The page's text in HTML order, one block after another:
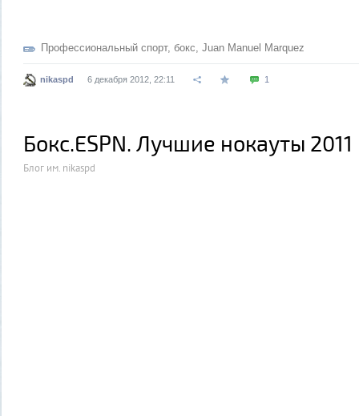
Профессиональный спорт, бокс, Juan Manuel Marquez
nikaspd 6 декабря 2012, 22:11 1
Бокс.ESPN. Лучшие нокауты 2011
Блог им. nikaspd